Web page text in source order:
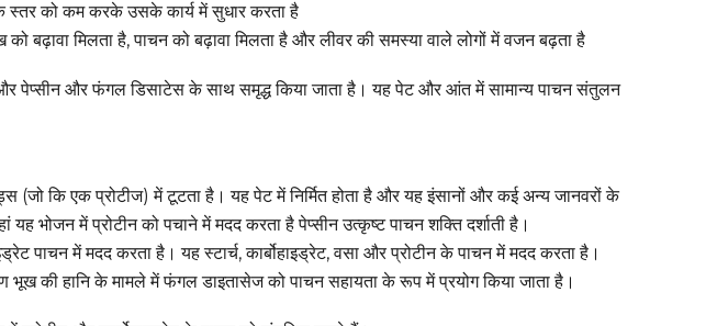
को कम करके उसके कार्य में सुधार करता है
बढ़ावा मिलता है, पाचन को बढ़ावा मिलता है और लीवर की समस्या वाले लोगों में वजन बढ़ता है
पेप्सीन और फंगल डिसाटेस के साथ समृद्ध किया जाता है। यह पेट और आंत में सामान्य पाचन संतुलन
(जो कि एक प्रोटीज) में टूटता है। यह पेट में निर्मित होता है और यह इंसानों और कई अन्य जानवरों के
भोजन में प्रोटीन को पचाने में मदद करता है पेप्सीन उत्कृष्ट पाचन शक्ति दर्शाती है।
पाचन में मदद करता है। यह स्टार्च, कार्बोहाइड्रेट, वसा और प्रोटीन के पाचन में मदद करता है।
भूख की हानि के मामले में फंगल डाइतासेज को पाचन सहायता के रूप में प्रयोग किया जाता है।